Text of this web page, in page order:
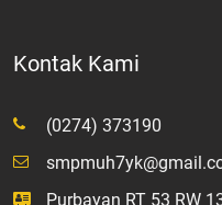
Kontak Kami
(0274) 373190
Purbayan RT 53 RW